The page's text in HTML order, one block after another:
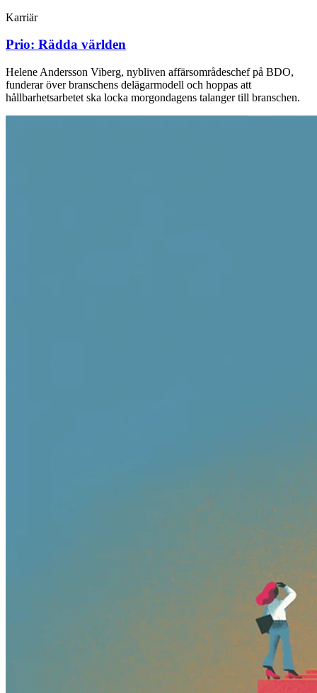
Karriär
Prio: Rädda världen
Helene Andersson Viberg, nybliven ­affärsområdeschef på BDO,
funderar över branschens delägarmodell och hoppas att
hållbarhetsarbetet ska locka morgondagens ­talanger till branschen.